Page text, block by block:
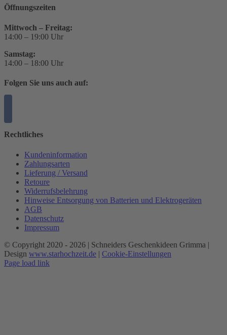
Öffnungszeiten
Mittwoch – Freitag:
14:00 – 19:00 Uhr
Samstag:
14:00 – 18:00 Uhr
Folgen Sie uns auch auf:
Rechtliches
Kundeninformation
Zahlungsarten
Lieferung / Versand
Retoure
Widerrufsbelehrung
Hinweise Entsorgung von Batterien und Elektrogeräten
AGB
Datenschutz
Impressum
© Copyright 2020 - 2026 | Schneiders Geschenkideen Grimma |
Design www.starhochzeit.de | Cookie-Einstellungen
Page load link